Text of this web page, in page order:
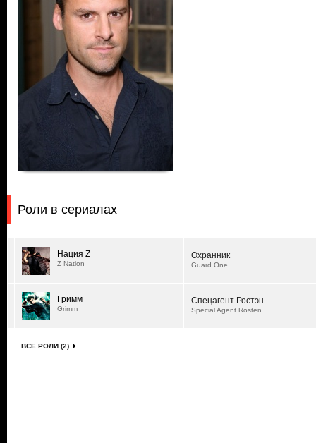
Роли в сериалах
Нация Z
Z Nation
Охранник
Guard One
Гримм
Grimm
Спецагент Ростэн
Special Agent Rosten
ВСЕ РОЛИ (2)